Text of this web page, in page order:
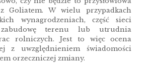
Goliatem. W wielu przypadkach
wynagrodzeniach, część sieci
terenu lub utrudnia
rolniczych. Jest to więc ocena
z uwzględnieniem świadomości
orzeczniczej zmiany.